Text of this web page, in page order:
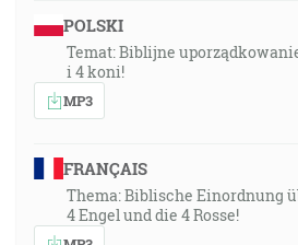
POLSKI
Temat: Biblijne
i 4 koni!
MP3
FRANÇAIS
Thema: Biblische Einordnung
4 Engel und die 4 Rosse!